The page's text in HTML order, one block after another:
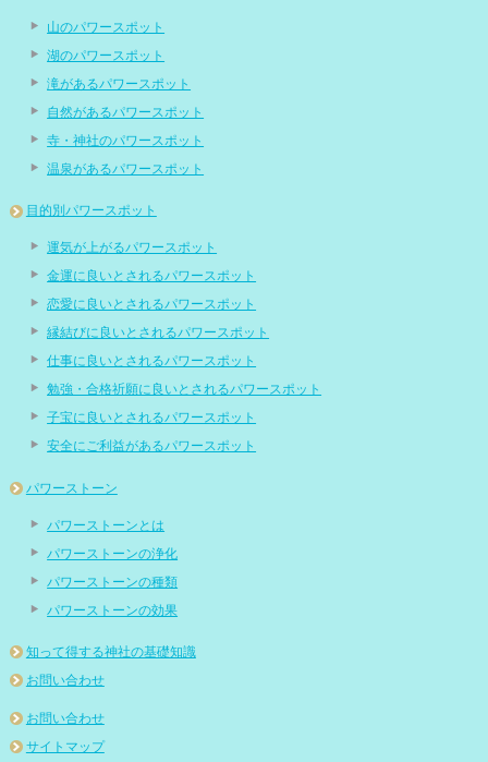
山のパワースポット
湖のパワースポット
滝があるパワースポット
自然があるパワースポット
寺・神社のパワースポット
温泉があるパワースポット
目的別パワースポット
運気が上がるパワースポット
金運に良いとされるパワースポット
恋愛に良いとされるパワースポット
縁結びに良いとされるパワースポット
仕事に良いとされるパワースポット
勉強・合格祈願に良いとされるパワースポット
子宝に良いとされるパワースポット
安全にご利益があるパワースポット
パワーストーン
パワーストーンとは
パワーストーンの浄化
パワーストーンの種類
パワーストーンの効果
知って得する神社の基礎知識
お問い合わせ
お問い合わせ
サイトマップ